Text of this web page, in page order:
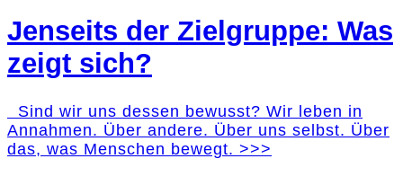
Jenseits der Zielgruppe: Was
zeigt sich?
Sind wir uns dessen bewusst? Wir leben in
Annahmen. Über andere. Über uns selbst. Über
das, was Menschen bewegt. >>>